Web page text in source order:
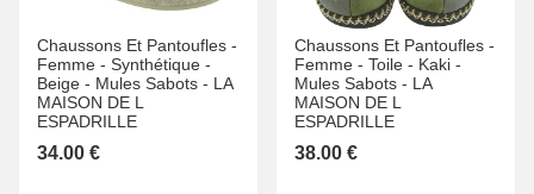
Chaussons Et Pantoufles -
Femme - Synthétique -
Beige - Mules Sabots - LA
MAISON DE L
ESPADRILLE
34.00 €
Chaussons Et Pantoufles -
Femme - Toile - Kaki -
Mules Sabots - LA
MAISON DE L
ESPADRILLE
38.00 €